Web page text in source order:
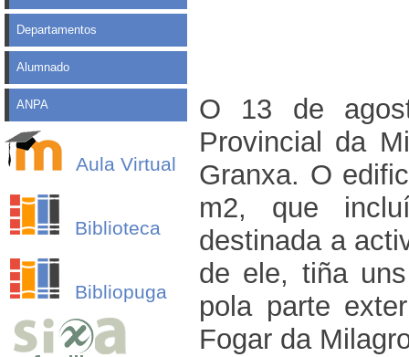
Departamentos
Alumnado
ANPA
Aula Virtual
Biblioteca
Bibliopuga
O 13 de
Provincial da
Granxa. O
m2, que
destinada a
de ele, tiña
pola parte
Fogar da